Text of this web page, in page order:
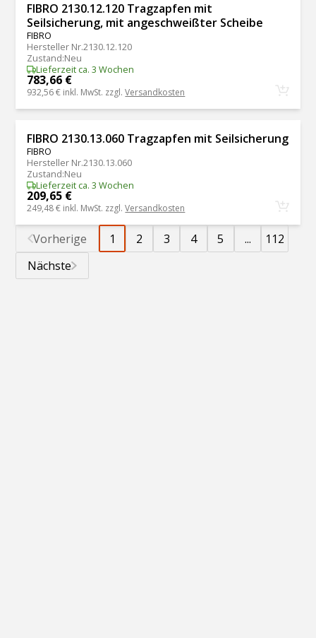
FIBRO 2130.12.120 Tragzapfen mit
Seilsicherung, mit angeschweißter Scheibe
FIBRO
Hersteller Nr.2130.12.120
Zustand:Neu
Lieferzeit ca. 3 Wochen
783,66 €
932,56 € inkl. MwSt. zzgl.Versandkosten
FIBRO 2130.13.060 Tragzapfen mit Seilsicherung
FIBRO
Hersteller Nr.2130.13.060
Zustand:Neu
Lieferzeit ca. 3 Wochen
209,65 €
249,48 € inkl. MwSt. zzgl.Versandkosten
Vorherige 1 2 3 4 5 ...
112
Nächste